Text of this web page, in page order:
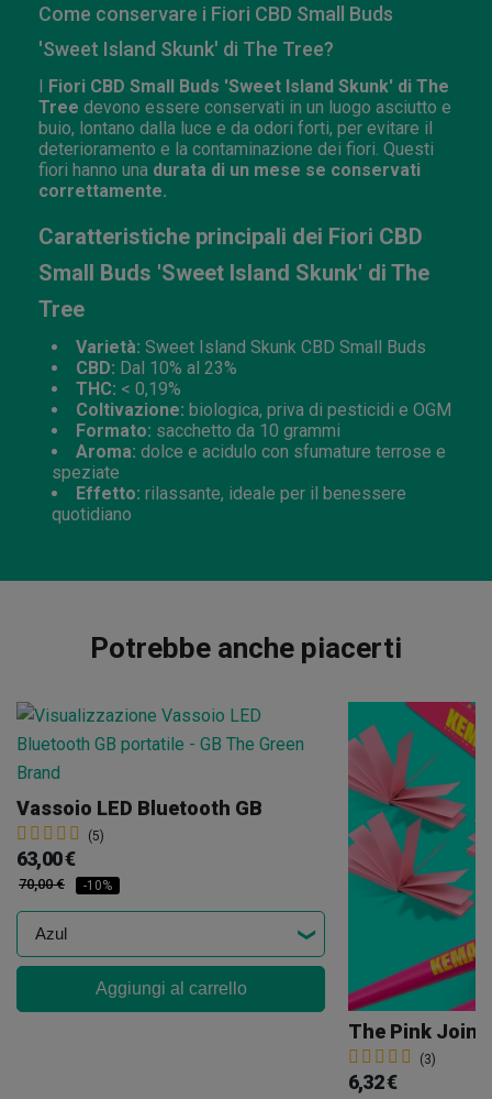
Come conservare i Fiori CBD Small Buds
'Sweet Island Skunk' di The Tree?
I Fiori CBD Small Buds 'Sweet Island Skunk' di The
Tree devono essere conservati in un luogo asciutto e
buio, lontano dalla luce e da odori forti, per evitare il
deterioramento e la contaminazione dei fiori. Questi
fiori hanno una durata di un mese se conservati
correttamente.
Caratteristiche principali dei Fiori CBD
Small Buds 'Sweet Island Skunk' di The
Tree
Varietà: Sweet Island Skunk CBD Small Buds
CBD: Dal 10% al 23%
THC: < 0,19%
Coltivazione: biologica, priva di pesticidi e OGM
Formato: sacchetto da 10 grammi
Aroma: dolce e acidulo con sfumature terrose e
speziate
Effetto: rilassante, ideale per il benessere
quotidiano
Potrebbe anche piacerti
Vassoio LED Bluetooth GB
(5)
63,00 €
70,00 € -10%
Aggiungi al carrello
The Pink Joint
(3)
6,32 €